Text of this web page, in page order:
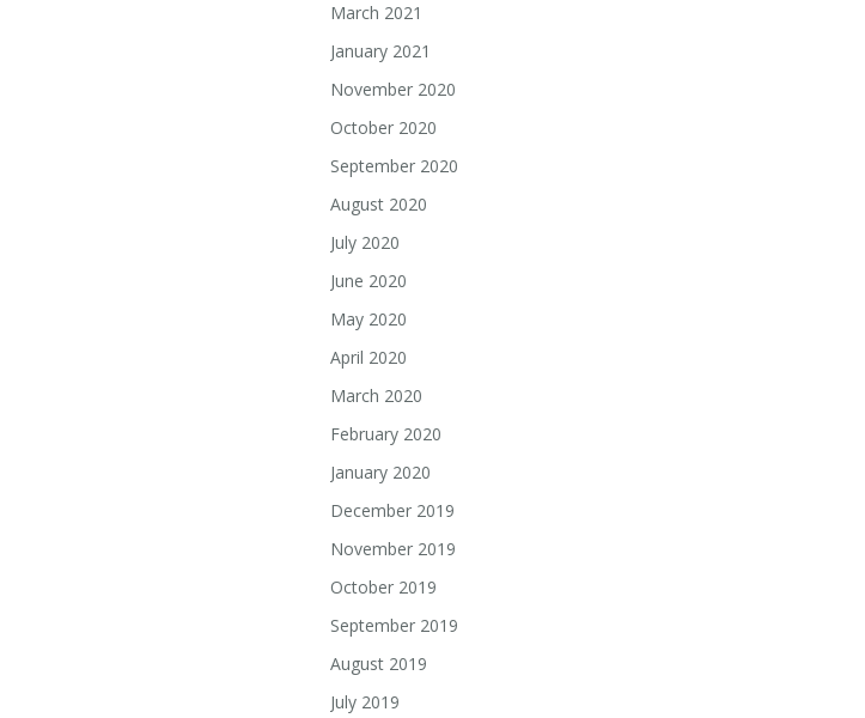
March 2021
January 2021
November 2020
October 2020
September 2020
August 2020
July 2020
June 2020
May 2020
April 2020
March 2020
February 2020
January 2020
December 2019
November 2019
October 2019
September 2019
August 2019
July 2019